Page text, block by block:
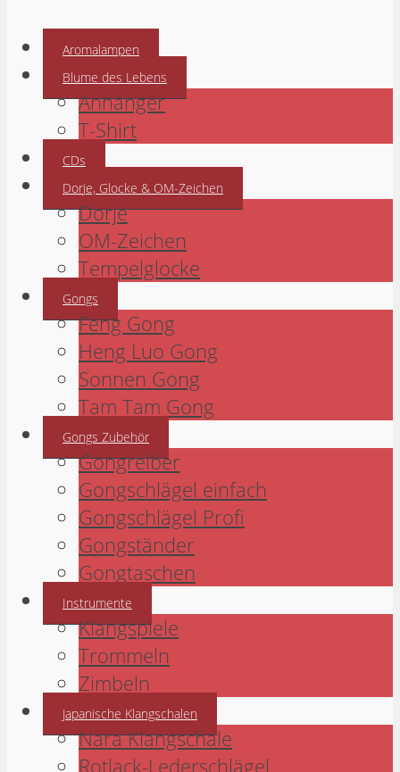
Aromalampen
Blume des Lebens
Anhänger
T-Shirt
CDs
Dorje, Glocke & OM-Zeichen
Dorje
OM-Zeichen
Tempelglocke
Gongs
Feng Gong
Heng Luo Gong
Sonnen Gong
Tam Tam Gong
Gongs Zubehör
Gongreiber
Gongschlägel einfach
Gongschlägel Profi
Gongständer
Gongtaschen
Instrumente
Klangspiele
Trommeln
Zimbeln
Japanische Klangschalen
Nara Klangschale